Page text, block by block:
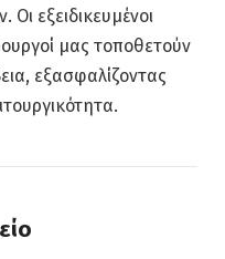
εξειδικευμένοι
μας τοποθετούν
εξασφαλίζοντας